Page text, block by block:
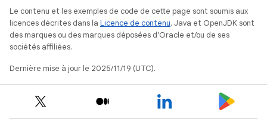
Le contenu et les exemples de code de cette page sont soumis aux
licences décrites dans la Licence de contenu. Java et OpenJDK sont
des marques ou des marques déposées d'Oracle et/ou de ses
sociétés affiliées.
Dernière mise à jour le 2025/11/19 (UTC).